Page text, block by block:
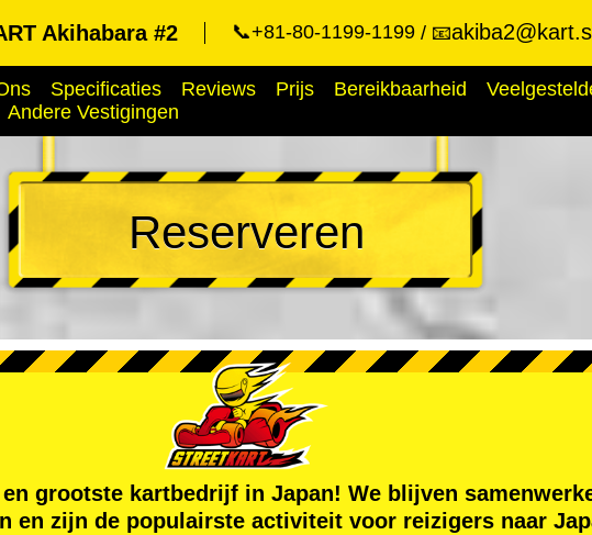
Akihabara #2 📞+81-80-1199-1199 📧
Specificaties Reviews Prijs Bereikbaarheid
Andere Vestigingen
Reserveren
grootste kartbedrijf in Japan! We blijven
en zijn de populairste activiteit voor reizigers naar